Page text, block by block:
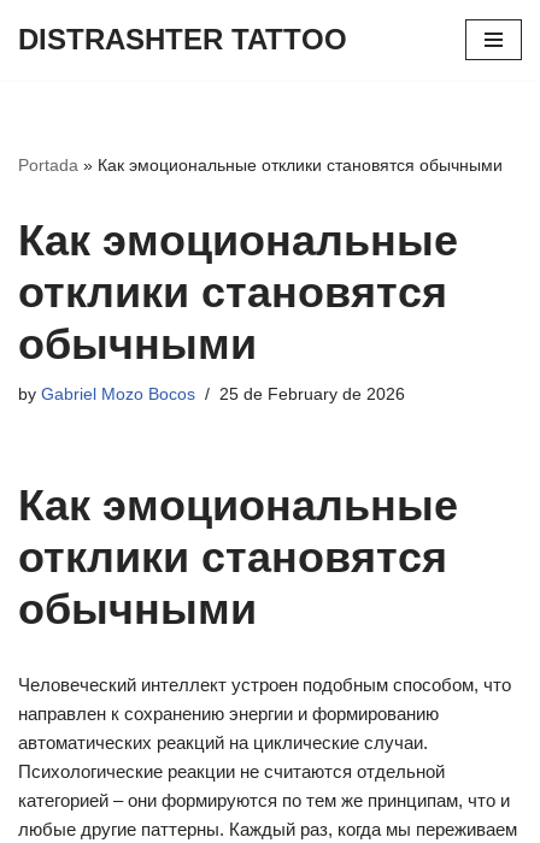
DISTRASHTER TATTOO
Portada » Как эмоциональные отклики становятся обычными
Как эмоциональные
отклики становятся
обычными
by Gabriel Mozo Bocos 25 de February de 2026
Как эмоциональные
отклики становятся
обычными
Человеческий интеллект устроен подобным способом, что
направлен к сохранению энергии и формированию
автоматических реакций на циклические случаи.
Психологические реакции не считаются отдельной
категорией – они формируются по тем же принципам, что и
любые другие паттерны. Каждый раз, когда мы переживаем